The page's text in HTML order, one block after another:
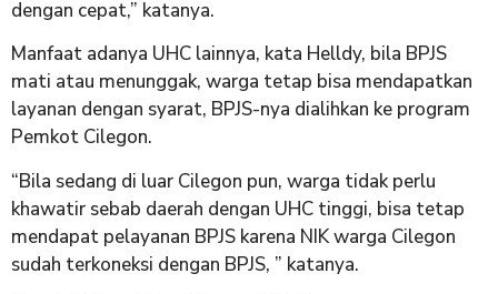
dengan cepat,” katanya.
Manfaat adanya UHC lainnya, kata Helldy, bila BPJS
mati atau menunggak, warga tetap bisa mendapatkan
layanan dengan syarat, BPJS-nya dialihkan ke program
Pemkot Cilegon.
“Bila sedang di luar Cilegon pun, warga tidak perlu
khawatir sebab daerah dengan UHC tinggi, bisa tetap
mendapat pelayanan BPJS karena NIK warga Cilegon
sudah terkoneksi dengan BPJS, ” katanya.